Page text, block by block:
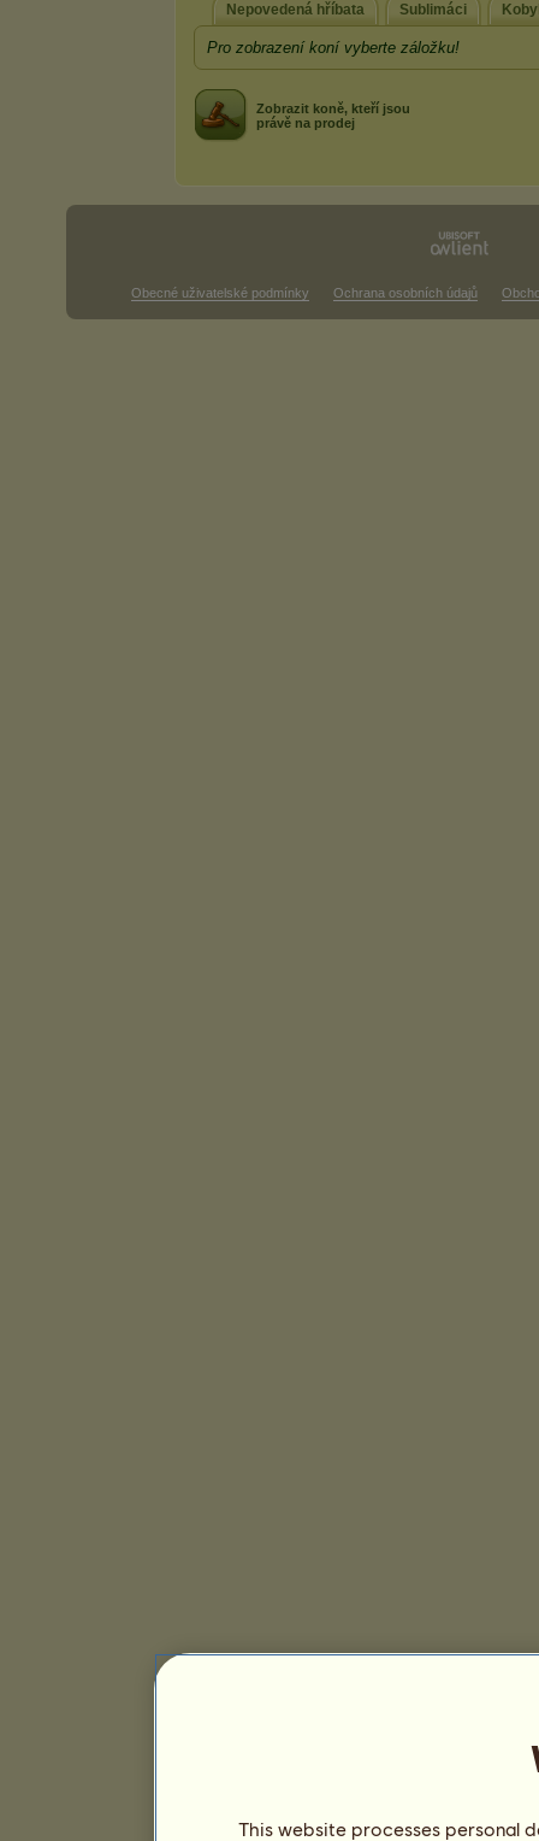
Nepovedená hříbata Sublimáci
Pro zobrazení koní vyberte záložku!
Zobrazit koně, kteří jsou
právě na prodej
Obecné uživatelské podmínky Ochrana osobních údajů
This website processes personal